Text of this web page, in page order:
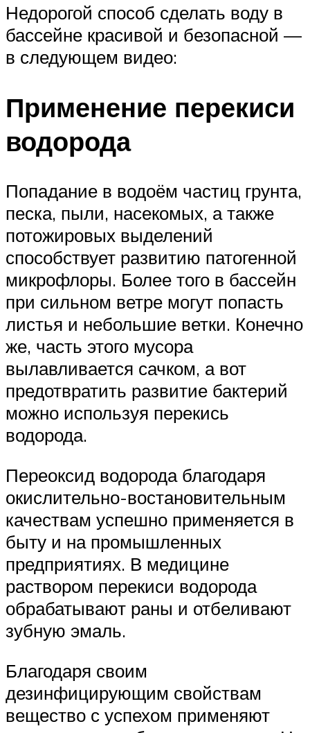
Недорогой способ сделать воду в
бассейне красивой и безопасной —
в следующем видео:
Применение перекиси
водорода
Попадание в водоём частиц грунта,
песка, пыли, насекомых, а также
потожировых выделений
способствует развитию патогенной
микрофлоры. Более того в бассейн
при сильном ветре могут попасть
листья и небольшие ветки. Конечно
же, часть этого мусора
вылавливается сачком, а вот
предотвратить развитие бактерий
можно используя перекись
водорода.
Переоксид водорода благодаря
окислительно-востановительным
качествам успешно применяется в
быту и на промышленных
предприятиях. В медицине
раствором перекиси водорода
обрабатывают раны и отбеливают
зубную эмаль.
Благодаря своим
дезинфицирующим свойствам
вещество с успехом применяют